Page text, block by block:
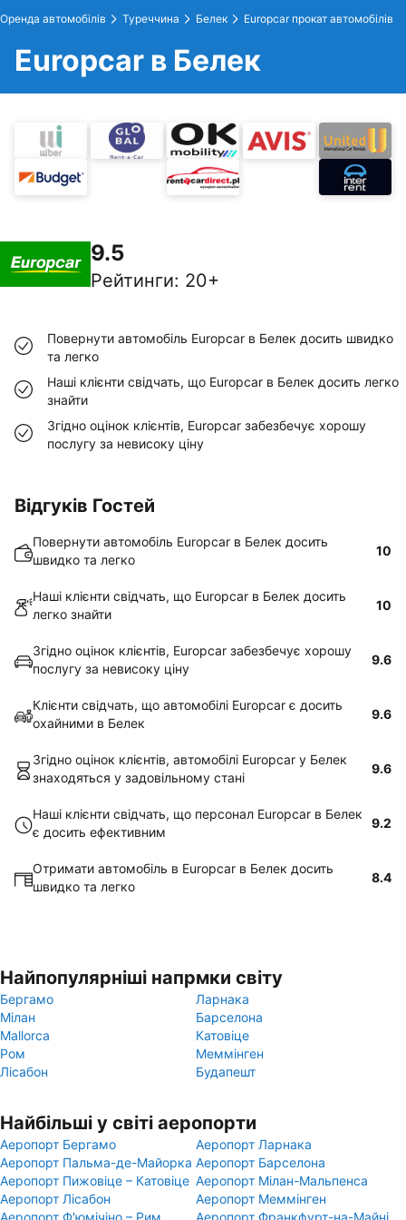
Оренда автомобілів Туреччина Белек Europcar прокат автомобілів
Europcar в Белек
9.5
Рейтинги: 20+
Повернути автомобіль Europcar в Белек досить швидко
та легко
Наші клієнти свідчать, що Europcar в Белек досить легко
знайти
Згідно оцінок клієнтів, Europcar забезбечує хорошу
послугу за невисоку ціну
Відгуків Гостей
Повернути автомобіль Europcar в Белек досить
швидко та легко
10
Наші клієнти свідчать, що Europcar в Белек досить
легко знайти
10
Згідно оцінок клієнтів, Europcar забезбечує хорошу
послугу за невисоку ціну
9.6
Клієнти свідчать, що автомобілі Europcar є досить
охайними в Белек
9.6
Згідно оцінок клієнтів, автомобілі Europcar у Белек
знаходяться у задовільному стані
9.6
Наші клієнти свідчать, що персонал Europcar в Белек
є досить ефективним
9.2
Отримати автомобіль в Europcar в Белек досить
швидко та легко
8.4
Найпопулярніші напрмки світу
Бергамо
Ларнака
Мілан
Барселона
Mallorca
Катовіце
Ром
Меммінген
Лісабон
Будапешт
Найбільші у світі аеропорти
Аеропорт Бергамо
Аеропорт Ларнака
Аеропорт Пальма-де-Майорка Аеропорт Барселона
Аеропорт Пижовіце – Катовіце Аеропорт Мілан-Мальпенса
Аеропорт Лісабон
Аеропорт Меммінген
Аеропорт Ф'юмічіно – Рим
Аеропорт Франкфурт-на-Майні